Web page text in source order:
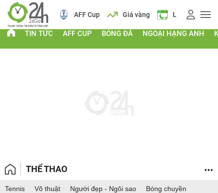
Tin mới AFF Cup Giá vàng Lịch
TIN TỨC AFF CUP BÓNG ĐÁ NGOẠI HẠNG ANH
THỂ THAO
Tennis Võ thuật Người đẹp - Ngôi sao Bóng chuyền